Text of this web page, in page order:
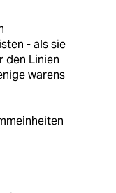
- als sie
den Linien
warens